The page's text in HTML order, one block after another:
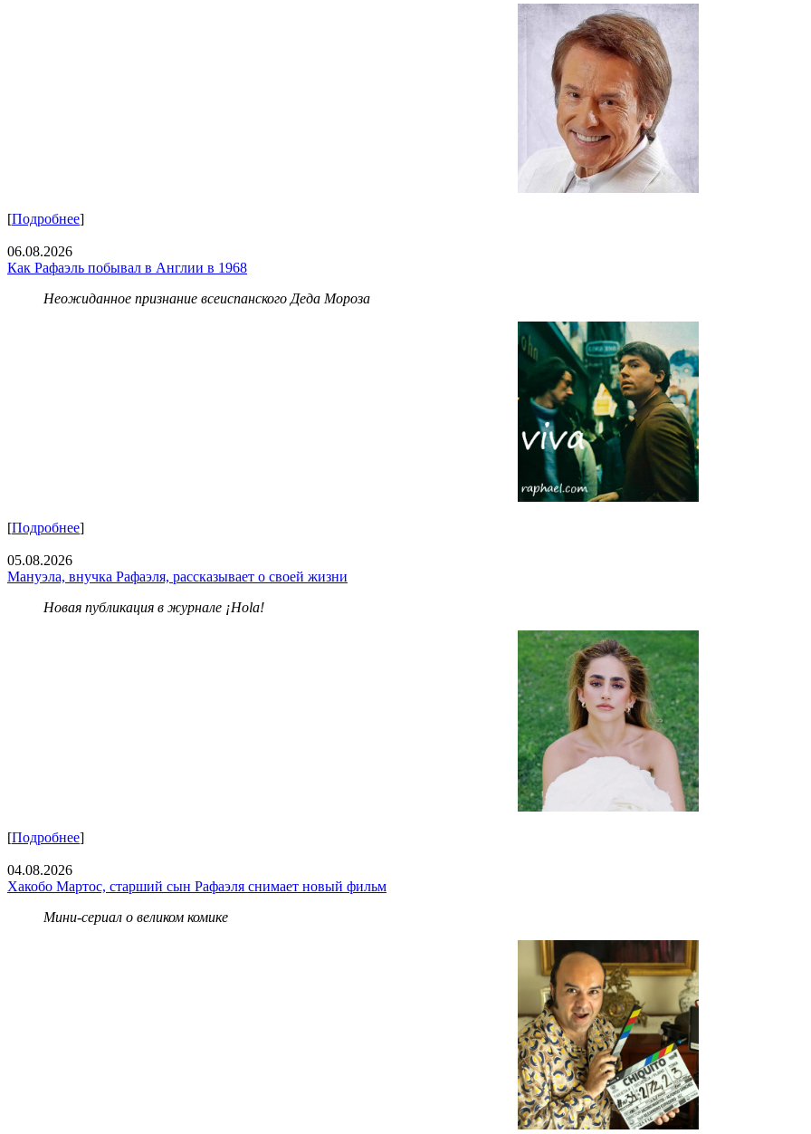
[Подробнее]
06.08.2026
Как Рафаэль побывал в Англии в 1968
Неожиданное признание всеиспанского Деда Мороза
[Подробнее]
05.08.2026
Мануэла, внучка Рафаэля, рассказывает о своей жизни
Новая публикация в журнале ¡Hola!
[Подробнее]
04.08.2026
Хакобо Мартос, старший сын Рафаэля снимает новый фильм
Мини-сериал о великом комике